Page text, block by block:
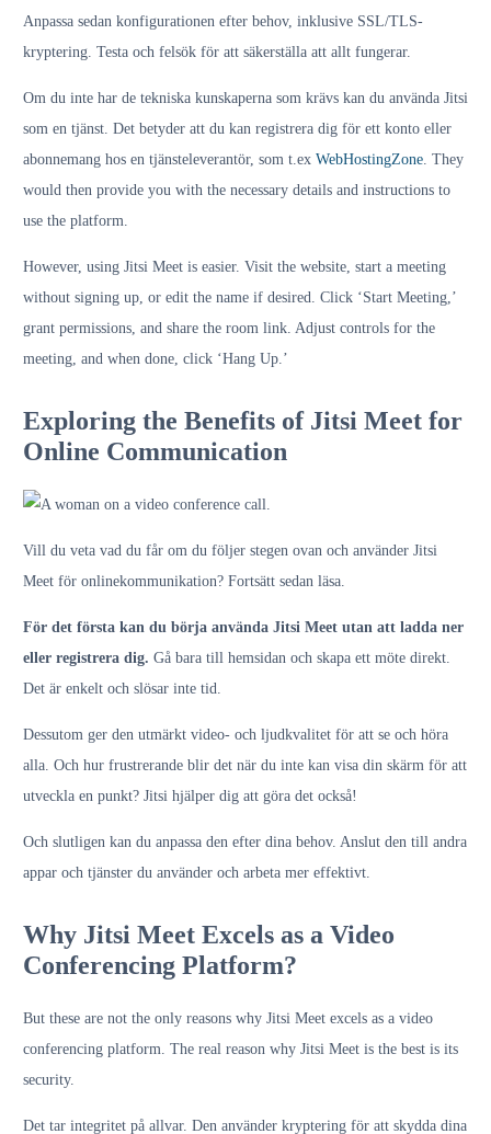
Anpassa sedan konfigurationen efter behov, inklusive SSL/TLS-
kryptering. Testa och felsök för att säkerställa att allt fungerar.
Om du inte har de tekniska kunskaperna som krävs kan du använda Jitsi
som en tjänst. Det betyder att du kan registrera dig för ett konto eller
abonnemang hos en tjänsteleverantör, som t.ex WebHostingZone. They
would then provide you with the necessary details and instructions to
use the platform.
However, using Jitsi Meet is easier. Visit the website, start a meeting
without signing up, or edit the name if desired. Click ‘Start Meeting,’
grant permissions, and share the room link. Adjust controls for the
meeting, and when done, click ‘Hang Up.’
Exploring the Benefits of Jitsi Meet for
Online Communication
Vill du veta vad du får om du följer stegen ovan och använder Jitsi
Meet för onlinekommunikation? Fortsätt sedan läsa.
För det första kan du börja använda Jitsi Meet utan att ladda ner
eller registrera dig. Gå bara till hemsidan och skapa ett möte direkt.
Det är enkelt och slösar inte tid.
Dessutom ger den utmärkt video- och ljudkvalitet för att se och höra
alla. Och hur frustrerande blir det när du inte kan visa din skärm för att
utveckla en punkt? Jitsi hjälper dig att göra det också!
Och slutligen kan du anpassa den efter dina behov. Anslut den till andra
appar och tjänster du använder och arbeta mer effektivt.
Why Jitsi Meet Excels as a Video
Conferencing Platform?
But these are not the only reasons why Jitsi Meet excels as a video
conferencing platform. The real reason why Jitsi Meet is the best is its
security.
Det tar integritet på allvar. Den använder kryptering för att skydda dina